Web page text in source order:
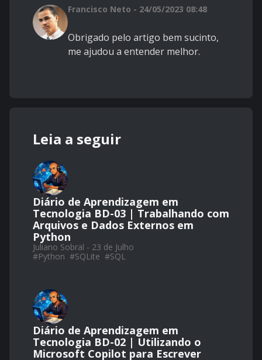
Francisco Neto - 24/05/2023 08:48
Obrigado pelo artigo bem sucinto,
me ajudou a entender melhor.
Leia a seguir
Diário de Aprendizagem em
Tecnologia BD-03 | Trabalhando com
Arquivos e Dados Externos em
Python
Juliano Sobral - 23 de Julho
#Python #SQLite #SQL
Diário de Aprendizagem em
Tecnologia BD-02 | Utilizando o
Microsoft Copilot para Escrever